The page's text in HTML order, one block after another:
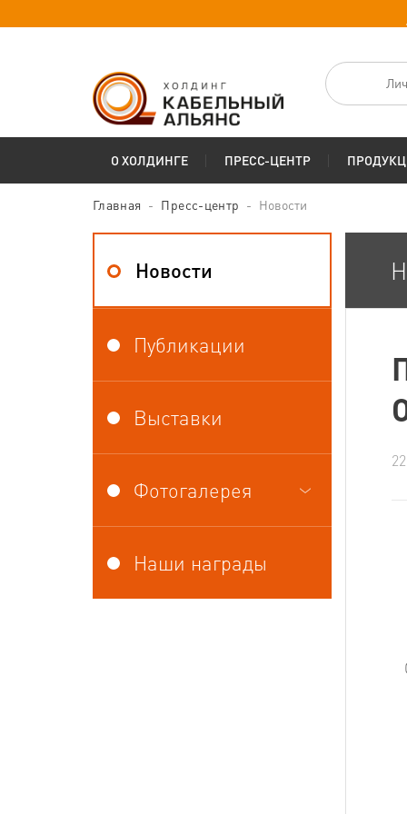
О ХОЛДИНГЕ ПРЕСС-ЦЕНТР
Главная Пресс-центр Новости
Новости
Публикации
Выставки
Фотогалерея
Наши награды